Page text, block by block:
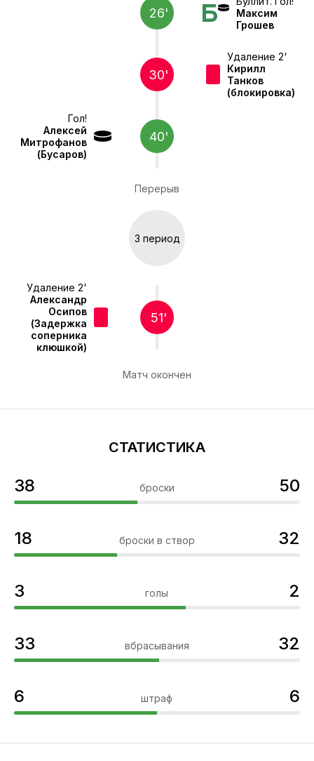
26'
Максим
Грошев
30'
Удаление 2'
Кирилл
Танков
(блокировка)
Гол!
Алексей
Митрофанов
(Бусаров)
40'
Перерыв
3 период
Удаление 2'
Александр
Осипов
(Задержка
соперника
клюшкой)
51'
Матч окончен
СТАТИСТИКА
38 броски 50
18 броски в створ 32
3 голы 2
33 вбрасывания 32
6 штраф 6